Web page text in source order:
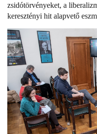
zsidótörvényeket, a
keresztényi hit alapvető